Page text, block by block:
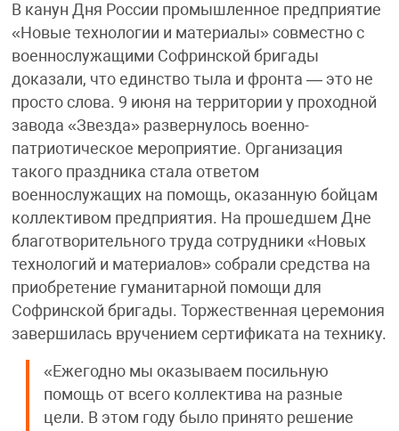
В канун Дня России промышленное предприятие
«Новые технологии и материалы» совместно с
военнослужащими Софринской бригады
доказали, что единство тыла и фронта — это не
просто слова. 9 июня на территории у проходной
завода «Звезда» развернулось военно-
патриотическое мероприятие. Организация
такого праздника стала ответом
военнослужащих на помощь, оказанную бойцам
коллективом предприятия. На прошедшем Дне
благотворительного труда сотрудники «Новых
технологий и материалов» собрали средства на
приобретение гуманитарной помощи для
Софринской бригады. Торжественная церемония
завершилась вручением сертификата на технику.
«Ежегодно мы оказываем посильную
помощь от всего коллектива на разные
цели. В этом году было принято решение